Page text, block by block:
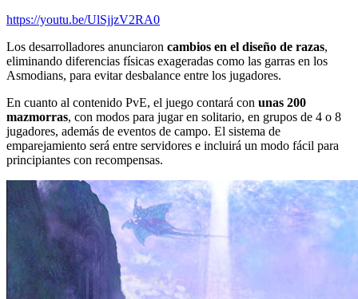
https://youtu.be/UlSjjzV2RA0
Los desarrolladores anunciaron cambios en el diseño de razas,
eliminando diferencias físicas exageradas como las garras en los
Asmodians, para evitar desbalance entre los jugadores.
En cuanto al contenido PvE, el juego contará con unas 200
mazmorras, con modos para jugar en solitario, en grupos de 4 o 8
jugadores, además de eventos de campo. El sistema de
emparejamiento será entre servidores e incluirá un modo fácil para
principiantes con recompensas.